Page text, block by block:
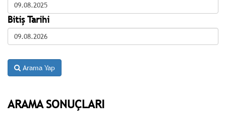
Bitiş Tarihi
Arama Yap
ARAMA SONUÇLARI